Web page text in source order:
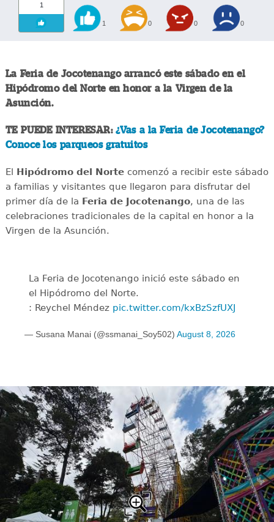
1
1 0 0 0
La Feria de Jocotenango arrancó este sábado en el
Hipódromo del Norte en honor a la Virgen de la
Asunción.
TE PUEDE INTERESAR:¿Vas a la Feria de Jocotenango?
Conoce los parqueos gratuitos
El Hipódromo del Nortecomenzó a recibir este sábado
a familias y visitantes que llegaron para disfrutar del
primer día de la Feria de Jocotenango, una de las
celebraciones tradicionales de la capital en honor a la
Virgen de la Asunción.
La Feria de Jocotenango inició este sábado en
el Hipódromo del Norte.
: Reychel Méndez pic.twitter.com/kxBzSzfUXJ
— Susana Manai (@ssmanai_Soy502) August 8, 2026